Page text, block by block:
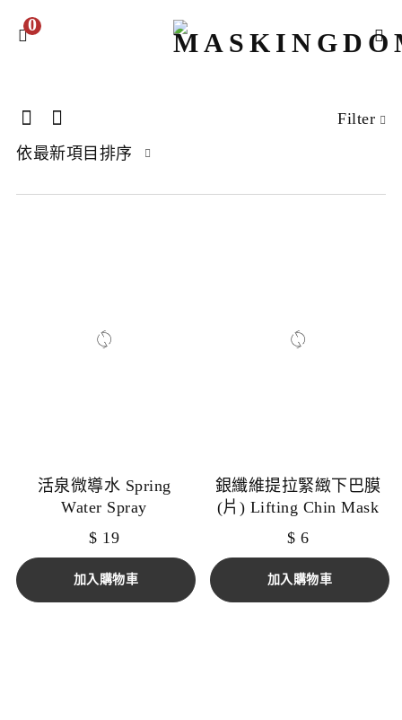
0
Filter
依最新項目排序
活泉微導水 Spring
Water Spray
$ 19
加入購物車
銀纖維提拉緊緻下巴膜
(片) Lifting Chin Mask
$ 6
加入購物車